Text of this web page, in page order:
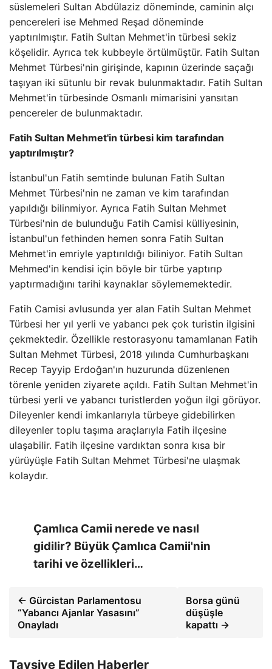
süslemeleri Sultan Abdülaziz döneminde, caminin alçı
pencereleri ise Mehmed Reşad döneminde
yaptırılmıştır. Fatih Sultan Mehmet'in türbesi sekiz
köşelidir. Ayrıca tek kubbeyle örtülmüştür. Fatih Sultan
Mehmet Türbesi'nin girişinde, kapının üzerinde saçağı
taşıyan iki sütunlu bir revak bulunmaktadır. Fatih Sultan
Mehmet'in türbesinde Osmanlı mimarisini yansıtan
pencereler de bulunmaktadır.
Fatih Sultan Mehmet'in türbesi kim tarafından
yaptırılmıştır?
İstanbul'un Fatih semtinde bulunan Fatih Sultan
Mehmet Türbesi'nin ne zaman ve kim tarafından
yapıldığı bilinmiyor. Ayrıca Fatih Sultan Mehmet
Türbesi'nin de bulunduğu Fatih Camisi külliyesinin,
İstanbul'un fethinden hemen sonra Fatih Sultan
Mehmet'in emriyle yaptırıldığı biliniyor. Fatih Sultan
Mehmed'in kendisi için böyle bir türbe yaptırıp
yaptırmadığını tarihi kaynaklar söylememektedir.
Fatih Camisi avlusunda yer alan Fatih Sultan Mehmet
Türbesi her yıl yerli ve yabancı pek çok turistin ilgisini
çekmektedir. Özellikle restorasyonu tamamlanan Fatih
Sultan Mehmet Türbesi, 2018 yılında Cumhurbaşkanı
Recep Tayyip Erdoğan'ın huzurunda düzenlenen
törenle yeniden ziyarete açıldı. Fatih Sultan Mehmet'in
türbesi yerli ve yabancı turistlerden yoğun ilgi görüyor.
Dileyenler kendi imkanlarıyla türbeye gidebilirken
dileyenler toplu taşıma araçlarıyla Fatih ilçesine
ulaşabilir. Fatih ilçesine vardıktan sonra kısa bir
yürüyüşle Fatih Sultan Mehmet Türbesi'ne ulaşmak
kolaydır.
Çamlıca Camii nerede ve nasıl
gidilir? Büyük Çamlıca Camii'nin
tarihi ve özellikleri…
← Gürcistan Parlamentosu
“Yabancı Ajanlar Yasasını”
Onayladı
Borsa günü
düşüşle
kapattı →
Tavsiye Edilen Haberler